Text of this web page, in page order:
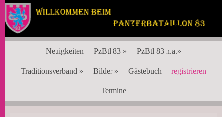
Panzerbataillon 83
Neuigkeiten PzBtl 83 » PzBtl 83 n.a.»
Traditionsverband » Bilder » Gästebuch registrieren
Termine